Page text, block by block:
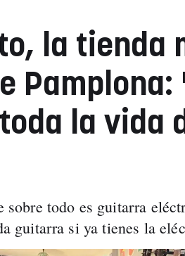
la tienda
Pamplona:
la vida
sobre todo es guitarra
guitarra si ya tienes la